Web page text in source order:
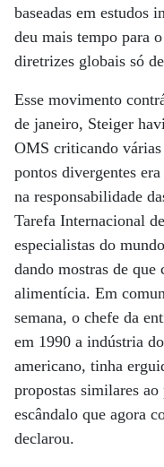
baseadas em estudos
deu mais tempo para
diretrizes globais só
Esse movimento
de janeiro, Steiger
OMS criticando
pontos divergentes
na responsabilidade
Tarefa Internacional
especialistas do
dando mostras de
alimentícia. Em
semana, o chefe da
em 1990 a indústria
americano, tinha
propostas similares
escândalo que agora
declarou.